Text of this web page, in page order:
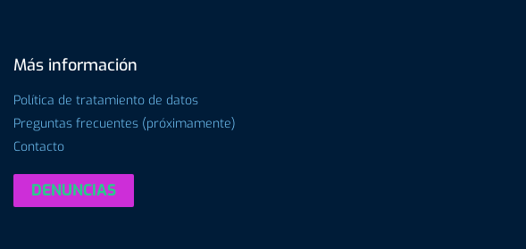
Más información
Política de tratamiento de datos
Preguntas frecuentes (próximamente)
Contacto
DENUNCIAS